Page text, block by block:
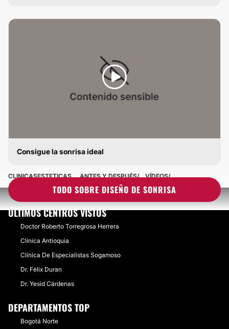
Consigue la sonrisa ideal
TODO SOBRE DISEÑO DE SONRISA
CLINICASESTETICAS ANTES Y DESPUÉS VÍDEOS
ÚLTIMOS CENTROS VISTOS
Doctor Roberto Torregrosa Herrera
Clínica Antioquia
Clínica De Especialistas Sogamoso
Dr. Félix Duran
Dr. Yesid Cárdenas
DEPARTAMENTOS TOP
Bogotá Norte